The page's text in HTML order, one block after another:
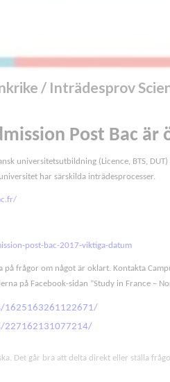
/ Inträdesprov
Post Bac är
universitetsutbildning (Licence, BTS, DUT)
har särskilda inträdesprocesser.
post-bac-2017-viktiga-datum
på frågor om något är oklart. Kontakta
på Facebook-sidan ”Study in France –
1625163261122671/
227162131077214/
Det går bra att delta direkt eller ställa